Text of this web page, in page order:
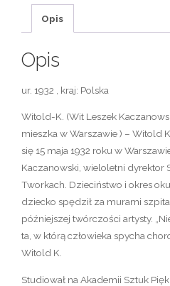
Opis
Opis
ur. 1932 , kraj: Polska
Witold-K. (Wit Leszek
mieszka w Warszawie ) – Witold
się 15 maja 1932 roku w
Kaczanowski, wieloletni dyrektor
Tworkach. Dzieciństwo i okres
dziecko spędził za murami
późniejszej twórczości artysty.
ta, w którą człowieka spycha
Witold K.
Studiował na Akademii Sztuk